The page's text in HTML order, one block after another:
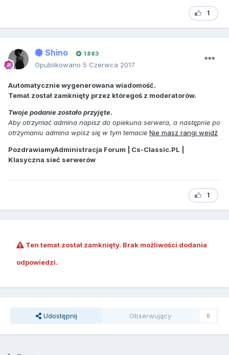
1
Shino 1 883
Opublikowano 5 Czerwca 2017
Automatycznie wygenerowana wiadomość.
Temat został zamknięty przez któregoś z moderatorów.
Twoje podanie zostało przyjęte.
Aby otrzymać admina napisz do opiekuna serwera, a następnie po
otrzymaniu admina wpisz się w tym temacie Nie masz rangi wejdź
PozdrawiamyAdministracja Forum | Cs-Classic.PL |
Klasyczna sieć serwerów
1
Ten temat został zamknięty. Brak możliwości dodania
odpowiedzi.
Udostępnij Obserwujący 0